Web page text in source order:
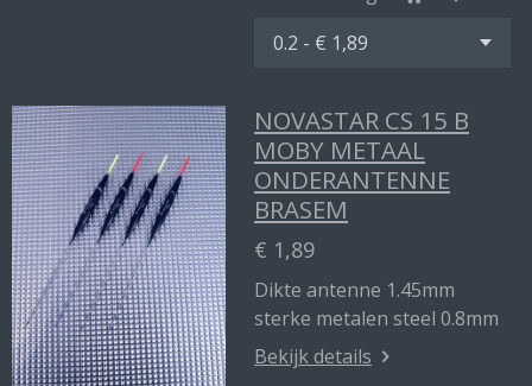
NOVASTAR CS 15 B
MOBY METAAL
ONDERANTENNE
BRASEM
€ 1,89
Dikte antenne 1.45mm
sterke metalen steel 0.8mm
Bekijk details